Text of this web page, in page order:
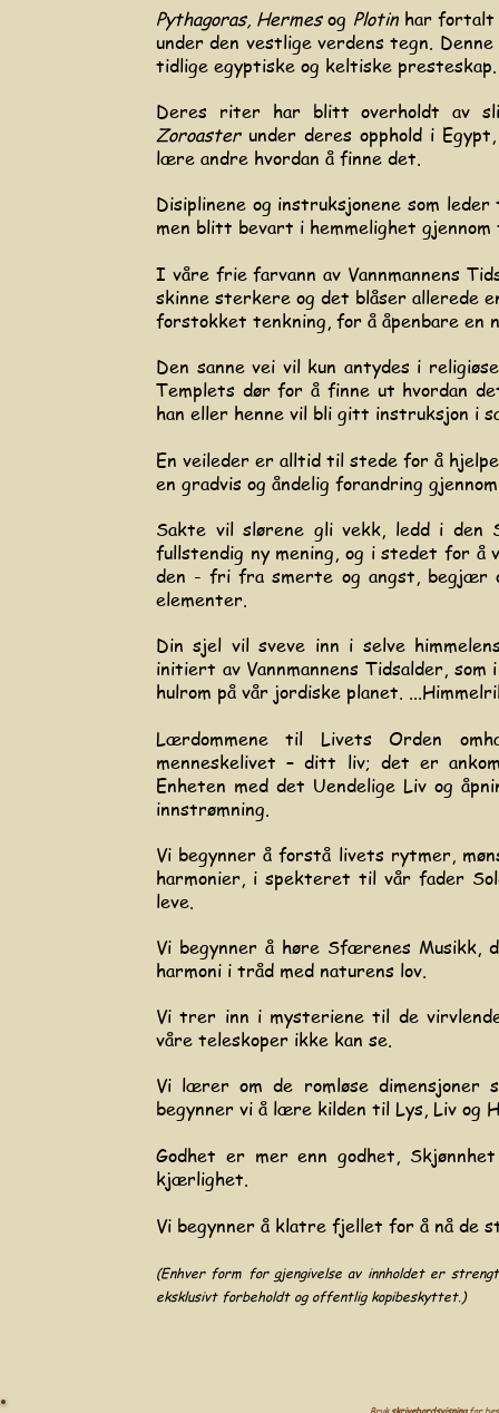
Pythagoras, Hermesog Plotinhar fortalt
under den vestlige verdens tegn.
tidlige egyptiske og keltiske presteskap.
Deres riter har blitt overholdt av
Zoroasterunder deres opphold i
lære andre hvordan å finne det.
Disiplinene og instruksjonene som
men blitt bevart i hemmelighet
I våre frie farvann av Vannmannens
skinne sterkere og det blåser allerede
forstokket tenkning, for å åpenbare en
Den sanne vei vil kun antydes i
Templets dør for å finne ut hvordan
han eller henne vil bli gitt instruksjon i
En veileder er alltid til stede for å
en gradvis og åndelig forandring
Sakte vil slørene gli vekk, ledd i den
fullstendig ny mening, og i stedet for
den - fri fra smerte og angst, begjær
elementer.
Din sjel vil sveve inn i selve
initiert av Vannmannens Tidsalder,
hulrom på vår jordiske planet.
Lærdommene til Livets Orden
menneskelivet – ditt liv; det er
Enheten med det Uendelige Liv og
innstrømning.
Vi begynner å forstå livets rytmer,
harmonier, i spekteret til vår fader
leve.
Vi begynner å høre Sfærenes Musikk,
harmoni i tråd med naturens lov.
Vi trer inn i mysteriene til de
våre teleskoper ikke kan se.
Vi lærer om de romløse dimensjoner
begynner vi å lære kilden til Lys, Liv og
Godhet er mer enn godhet,
kjærlighet.
Vi begynner å klatre fjellet for å nå de
(Enhver form for gjengivelse av innholdet er
eksklusivt forbeholdt og offentlig kopibeskyttet.)
Brukskrivebordsvisningfor